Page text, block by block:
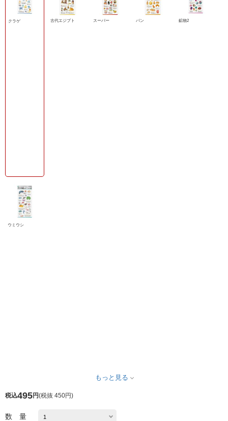
クラゲ 古代エジプト スーパー パン 鉱物2
ウミウシ
もっと見る
税込495円(税抜 450円)
数 量